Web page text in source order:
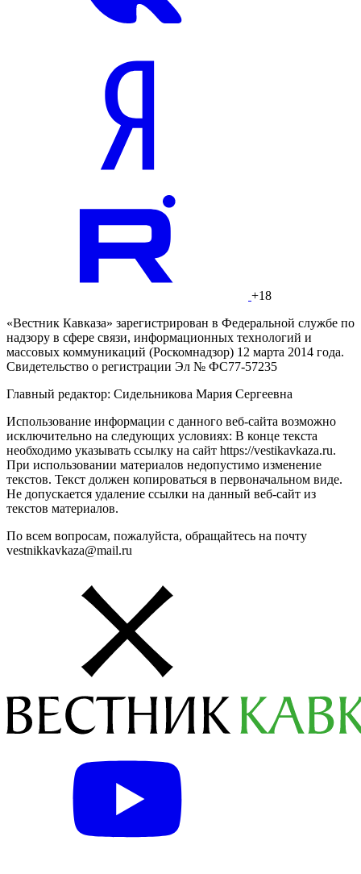
+18
«Вестник Кавказа» зарегистрирован в Федеральной службе по
надзору в сфере связи, информационных технологий и
массовых коммуникаций (Роскомнадзор) 12 марта 2014 года.
Свидетельство о регистрации Эл № ФС77-57235
Главный редактор: Сидельникова Мария Сергеевна
Использование информации с данного веб-сайта возможно
исключительно на следующих условиях: В конце текста
необходимо указывать ссылку на сайт https://vestikavkaza.ru.
При использовании материалов недопустимо изменение
текстов. Текст должен копироваться в первоначальном виде.
Не допускается удаление ссылки на данный веб-сайт из
текстов материалов.
По всем вопросам, пожалуйста, обращайтесь на почту
vestnikkavkaza@mail.ru